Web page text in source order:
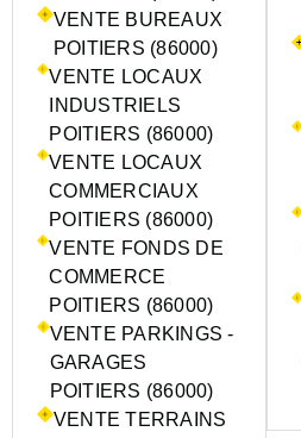
VENTE BUREAUX
POITIERS (86000)
VENTE LOCAUX
INDUSTRIELS
POITIERS (86000)
VENTE LOCAUX
COMMERCIAUX
POITIERS (86000)
VENTE FONDS DE
COMMERCE
POITIERS (86000)
VENTE PARKINGS -
GARAGES
POITIERS (86000)
VENTE TERRAINS